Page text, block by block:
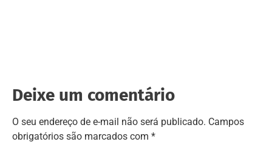
Deixe um comentário
O seu endereço de e-mail não será publicado. Campos
obrigatórios são marcados com *